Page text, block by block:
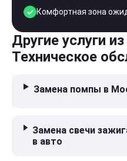
Комфортная зона
Другие услуги
Техническое
Замена помпы в
Замена свечи
в авто